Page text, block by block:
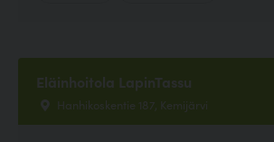
Eläinhoitola LapinTassu
Hanhikoskentie 187, Kemijärvi